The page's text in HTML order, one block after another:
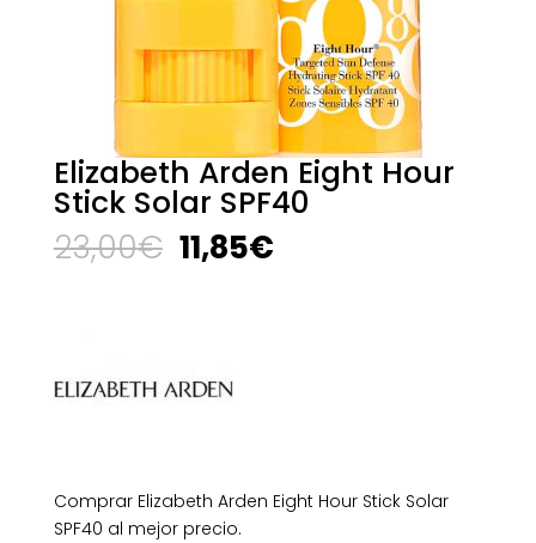
Elizabeth Arden Eight Hour
Stick Solar SPF40
23,00€ El
precio
11,85€El
Comprar Elizabeth Arden Eight Hour Stick Solar
SPF40 al mejor precio.